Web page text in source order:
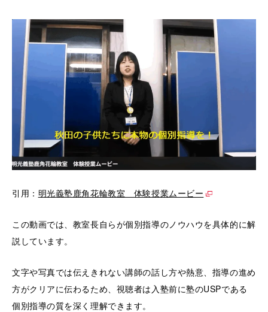
引用： 明光義塾鹿角花輪教室 体験授業ムービー
この動画では、教室長自らが個別指導のノウハウを具体的に解
説しています。
文字や写真では伝えきれない講師の話し方や熱意、指導の進め
方がクリアに伝わるため、視聴者は入塾前に塾のUSPである
個別指導の質を深く理解できます。